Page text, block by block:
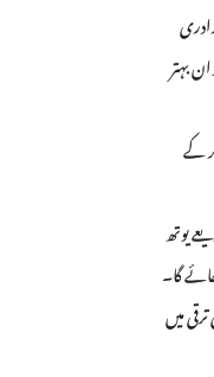
بہتر
کے
یوتھ
گا۔
میں